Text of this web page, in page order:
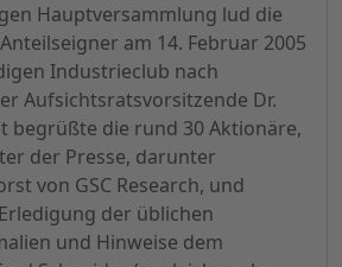
Hauptversammlung lud die
am 14. Februar 2005
Industrieclub nach
Aufsichtsratsvorsitzende Dr.
begrüßte die rund 30 Aktionäre,
der Presse, darunter
von GSC Research, und
der üblichen
und Hinweise dem